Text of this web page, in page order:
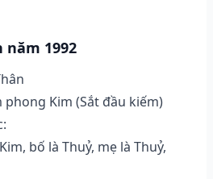
năm 1992
phong Kim (Sắt đầu kiếm)
bố là Thuỷ, mẹ là Thuỷ,